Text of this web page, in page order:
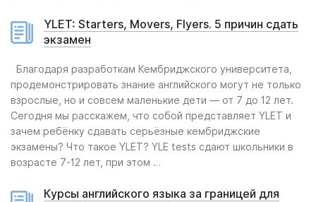
YLET: Starters, Movers, Flyers. 5 причин сдать
экзамен
Благодаря разработкам Кембриджского университета,
продемонстрировать знание английского могут не только
взрослые, но и совсем маленькие дети — от 7 до 12 лет.
Сегодня мы расскажем, что собой представляет YLET и
зачем ребёнку сдавать серьёзные кембриджские
экзамены? Что такое YLET? YLE tests сдают школьники в
возрасте 7-12 лет, при этом …
Курсы английского языка за границей для